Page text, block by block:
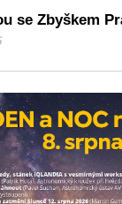
se Zbyškem